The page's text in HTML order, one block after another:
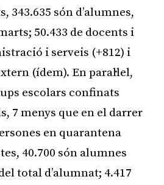
343.635 són d’alumnes,
50.433 de docents i
i serveis (+812) i
(ídem). En paral·lel,
escolars confinats
7 menys que en el darrer
en quarantena
40.700 són alumnes
total d’alumnat; 4.417